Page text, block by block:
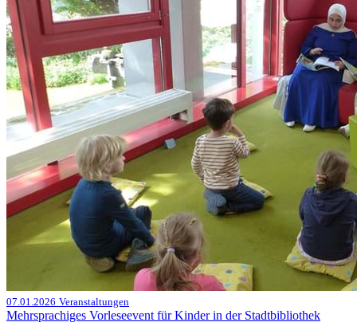
07.01.2026 Veranstaltungen
Mehrsprachiges Vorleseevent für Kinder in der Stadtbibliothek